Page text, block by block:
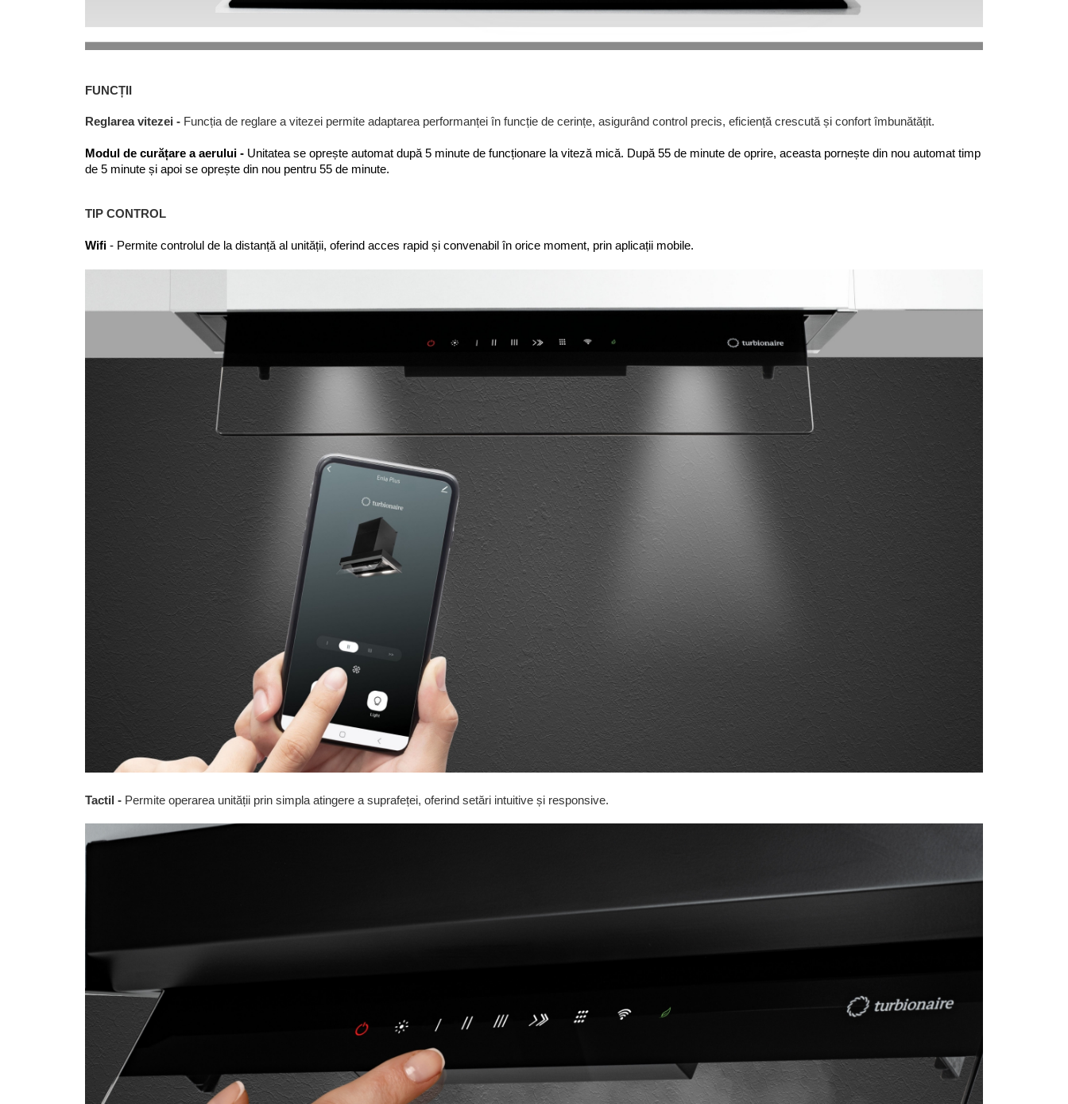
FUNCȚII
Reglarea vitezei - Funcția de reglare a vitezei permite adaptarea performanței în funcție de cerințe, asigurând control precis, eficiență crescută și confort îmbunătățit.
Modul de curățare a aerului - Unitatea se oprește automat după 5 minute de funcționare la viteză mică. După 55 de minute de oprire, aceasta pornește din nou automat timp
de 5 minute și apoi se oprește din nou pentru 55 de minute.
TIP CONTROL
Wifi - Permite controlul de la distanță al unității, oferind acces rapid și convenabil în orice moment, prin aplicații mobile.
Tactil - Permite operarea unității prin simpla atingere a suprafeței, oferind setări intuitive și responsive.